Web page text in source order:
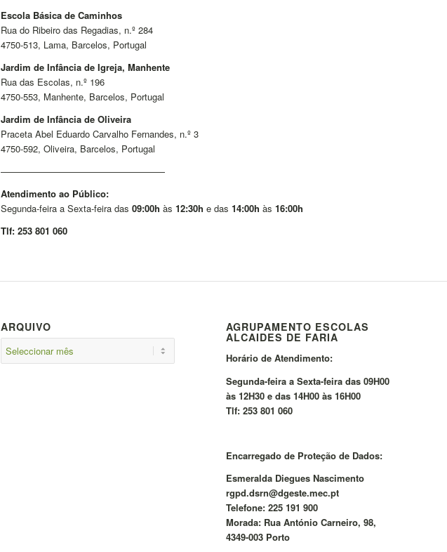
Escola Básica de Caminhos
Rua do Ribeiro das Regadias, n.º 284
4750-513, Lama, Barcelos, Portugal
Jardim de Infância de Igreja, Manhente
Rua das Escolas, n.º 196
4750-553, Manhente, Barcelos, Portugal
Jardim de Infância de Oliveira
Praceta Abel Eduardo Carvalho Fernandes, n.º 3
4750-592, Oliveira, Barcelos, Portugal
——————————————————
Atendimento ao Público:
Segunda-feira a Sexta-feira das09:00h às12:30he das14:00h às16:00h
Tlf: 253 801 060
ARQUIVO AGRUPAMENTO ESCOLAS
ALCAIDES DE FARIA
Horário de Atendimento:
Segunda-feira a Sexta-feira das 09H00
às 12H30 e das 14H00 às 16H00
Tlf: 253 801 060
Encarregado de Proteção de Dados:
Esmeralda Diegues Nascimento
rgpd.dsrn@dgeste.mec.pt
Telefone: 225 191 900
Morada: Rua António Carneiro, 98,
4349-003 Porto